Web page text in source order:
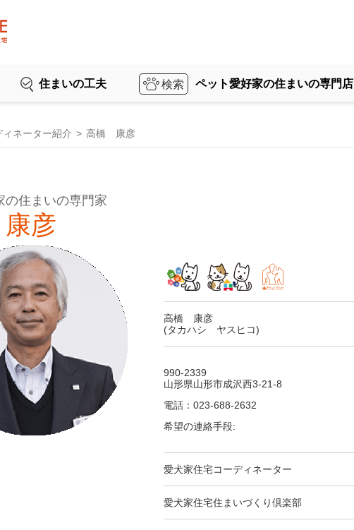
住まいの工夫 ペット愛好家の住まいの専門店
ィネーター紹介 高橋 康彦
の住まいの専門家
彦
高橋 康彦
(タカハシ ヤスヒコ)
990-2339
山形県山形市成沢西3-21-8
電話：023-688-2632
希望の連絡手段:
愛犬家住宅コーディネーター
愛犬家住宅住まいづくり倶楽部